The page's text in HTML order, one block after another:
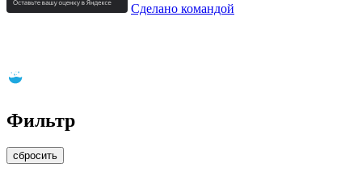
Сделано командой
Фильтр
сбросить